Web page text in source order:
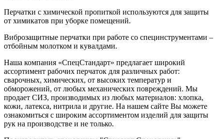
Перчатки с химической пропиткой используются для защиты
от химикатов при уборке помещений.
Виброзащитные перчатки при работе со специнструментами –
отбойным молотком и кувалдами.
Наша компания «СпецСтандарт» предлагает широкий
ассортимент рабочих перчаток для различных работ:
сварочных, химических, от высоких температур и
обморожений, от любых механических повреждений. Мы
продает СИЗ, производимых из любых материалов: хлопка,
кожи, латекса, нитрила и другие. На нашем сайте Вы можете
ознакомиться с широким ассортиментом изделий для защиты
рук на производстве и не только.